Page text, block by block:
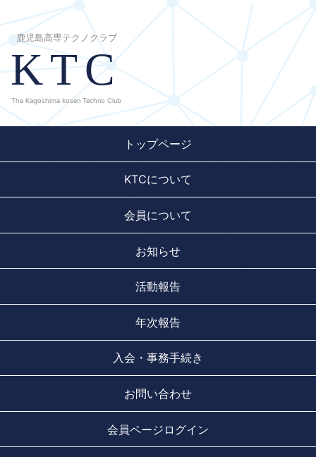
鹿児島高専テクノクラブ
KTC
The Kagoshima kosen Techno Club
トップページ
KTCについて
会員について
お知らせ
活動報告
年次報告
入会・事務手続き
お問い合わせ
会員ページログイン